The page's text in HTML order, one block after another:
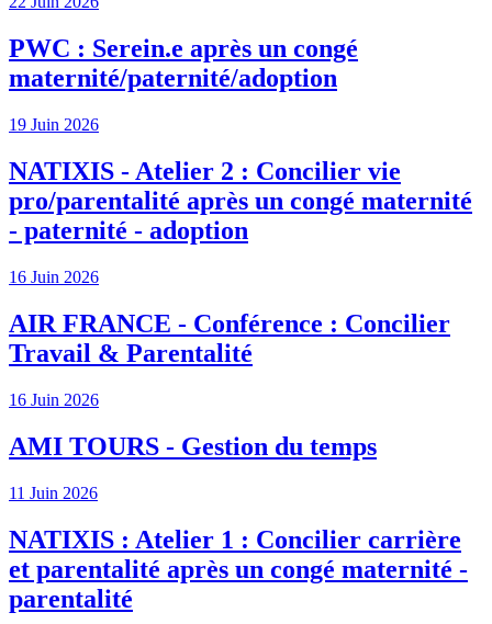
PWC : Serein.e après un congé
maternité/paternité/adoption
19 Juin 2026
NATIXIS - Atelier 2 : Concilier vie
pro/parentalité après un congé maternité
- paternité - adoption
16 Juin 2026
AIR FRANCE - Conférence : Concilier
Travail & Parentalité
16 Juin 2026
AMI TOURS - Gestion du temps
11 Juin 2026
NATIXIS : Atelier 1 : Concilier carrière
et parentalité après un congé maternité -
parentalité